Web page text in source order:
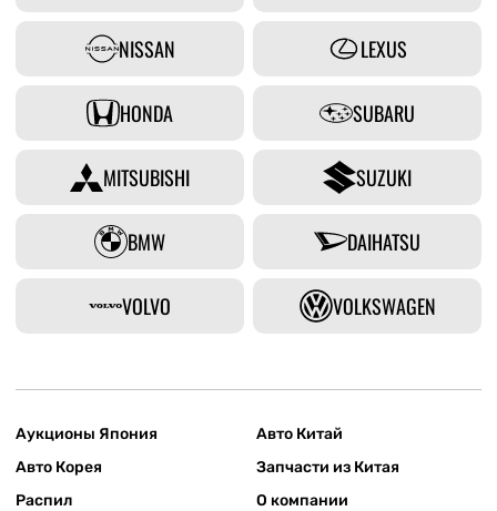
NISSAN LEXUS
HONDA SUBARU
MITSUBISHI SUZUKI
BMW DAIHATSU
VOLVO VOLKSWAGEN
Аукционы Япония
Авто Китай
Авто Корея
Запчасти из Китая
Распил
О компании